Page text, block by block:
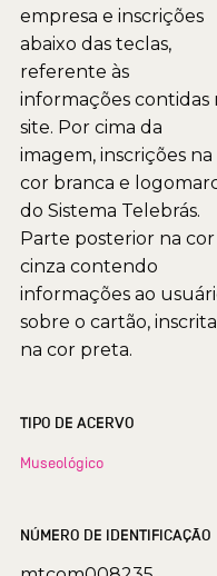
empresa e inscrições
abaixo das teclas,
referente às
informações contidas
site. Por cima da
imagem, inscrições na
cor branca e
do Sistema Telebrás.
Parte posterior na cor
cinza contendo
informações ao
sobre o cartão,
na cor preta.
TIPO DE ACERVO
Museológico
NÚMERO DE IDENTIFICAÇÃO